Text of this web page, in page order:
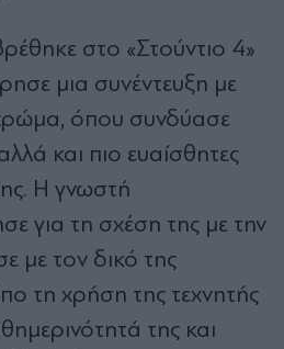
στο «Στούντιο 4»
μια συνέντευξη με
όπου συνδύασε
και πιο ευαίσθητες
Η γνωστή
για τη σχέση της με την
με τον δικό της
τη χρήση της τεχνητής
της και